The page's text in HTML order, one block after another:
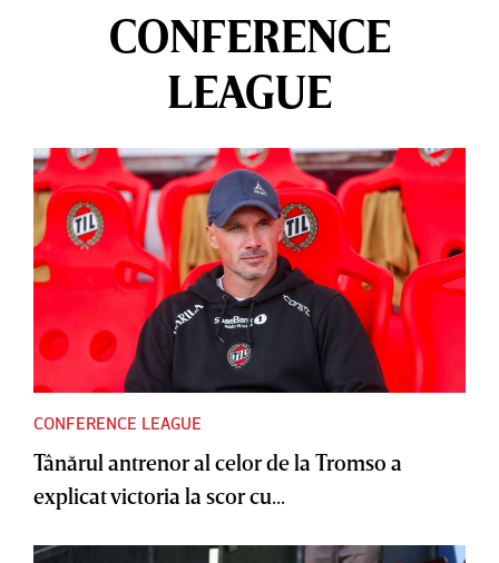
CONFERENCE
LEAGUE
CONFERENCE LEAGUE
Tânărul antrenor al celor de la Tromso a
explicat victoria la scor cu...